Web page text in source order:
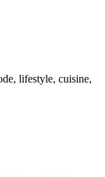
lifestyle, cuisine,